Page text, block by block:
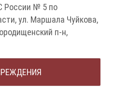
России № 5 по
ул. Маршала Чуйкова,
п-н,